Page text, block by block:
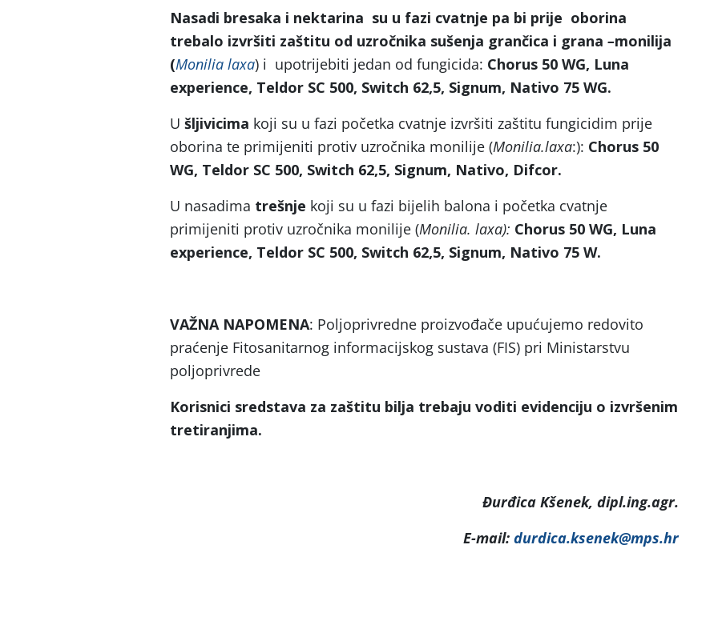
Nasadi bresaka i nektarina su u fazi cvatnje pa bi prije oborina
trebalo izvršiti zaštitu od uzročnika sušenja grančica i grana –monilija
(Monilia laxa) i upotrijebiti jedan od fungicida: Chorus 50 WG, Luna
experience, Teldor SC 500, Switch 62,5, Signum, Nativo 75 WG.
U šljivicima koji su u fazi početka cvatnje izvršiti zaštitu fungicidim prije
oborina te primijeniti protiv uzročnika monilije (Monilia.laxa:): Chorus 50
WG, Teldor SC 500, Switch 62,5, Signum, Nativo, Difcor.
U nasadima trešnje koji su u fazi bijelih balona i početka cvatnje
primijeniti protiv uzročnika monilije (Monilia. laxa): Chorus 50 WG, Luna
experience, Teldor SC 500, Switch 62,5, Signum, Nativo 75 W.
VAŽNA NAPOMENA: Poljoprivredne proizvođače upućujemo redovito
praćenje Fitosanitarnog informacijskog sustava (FIS) pri Ministarstvu
poljoprivrede
Korisnici sredstava za zaštitu bilja trebaju voditi evidenciju o izvršenim
tretiranjima.
Đurđica Kšenek, dipl.ing.agr.
E-mail: durdica.ksenek@mps.hr